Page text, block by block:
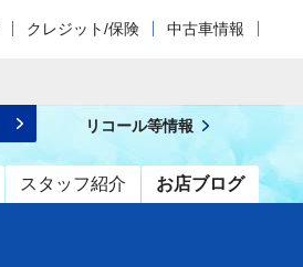
クレジット/保険 中古車情報
スタッフ紹介 お店ブログ
リコール等情報